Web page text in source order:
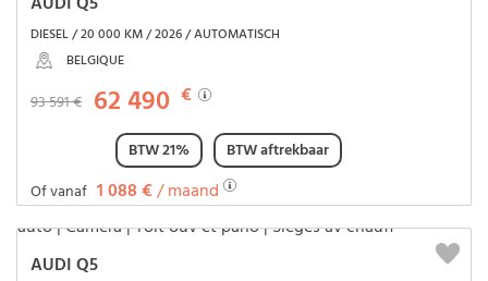
DIESEL / 20 000 KM / 2026 / AUTOMATISCH
BELGIQUE
93 591 € 62 490 €
BTW 21%
BTW aftrekbaar
Of vanaf 1 088 €/ maand
AUDI Q5